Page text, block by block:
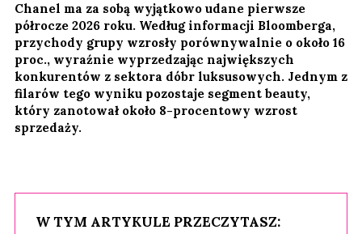
Chanel ma za sobą wyjątkowo udane pierwsze
półrocze 2026 roku. Według informacji Bloomberga,
przychody grupy wzrosły porównywalnie o około 16
proc., wyraźnie wyprzedzając największych
konkurentów z sektora dóbr luksusowych. Jednym z
filarów tego wyniku pozostaje segment beauty,
który zanotował około 8-procentowy wzrost
sprzedaży.
W TYM ARTYKULE PRZECZYTASZ: